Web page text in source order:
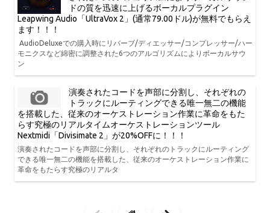
ドの質を迅速に上げるボーカルプラグイン
Leapwing Audio「UltraVox 2」(通常79.00ドル)が無料でもらえ
ます！！！
AudioDeluxeでの購入時にリバーブ/ディエッサー/コンプレッサー/ハー
モニクスなど綿密に調整された6つのアルゴリズムによりボーカルサウ
ン
演奏されたコードを声部に分割し、それぞれの
トラックにルーティングできる唯一無二の機能
を搭載した、従来のオーケストレーション作業に革命をもた
らす究極のリアルタイムオーケストレーションツール
Nextmidi「Divisimate 2」が20%OFFに！！！
演奏されたコードを声部に分割し、それぞれのトラックにルーティング
できる唯一無二の機能を搭載した、従来のオーケストレーション作業に
革命をもたらす究極のリアルタ